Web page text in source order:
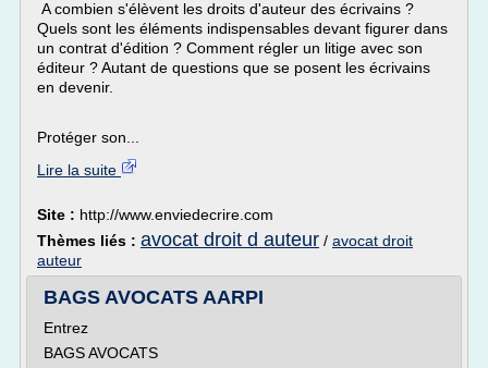
A combien s'élèvent les droits d'auteur des écrivains ?
Quels sont les éléments indispensables devant figurer dans
un contrat d'édition ? Comment régler un litige avec son
éditeur ? Autant de questions que se posent les écrivains
en devenir.
Protéger son...
Lire la suite
Site : http://www.enviedecrire.com
Thèmes liés : avocat droit d auteur / avocat droit
auteur
BAGS AVOCATS AARPI
Entrez
BAGS AVOCATS